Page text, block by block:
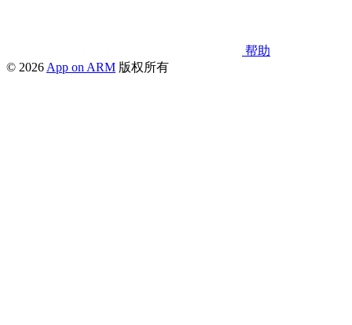
帮助
© 2026 App on ARM 版权所有